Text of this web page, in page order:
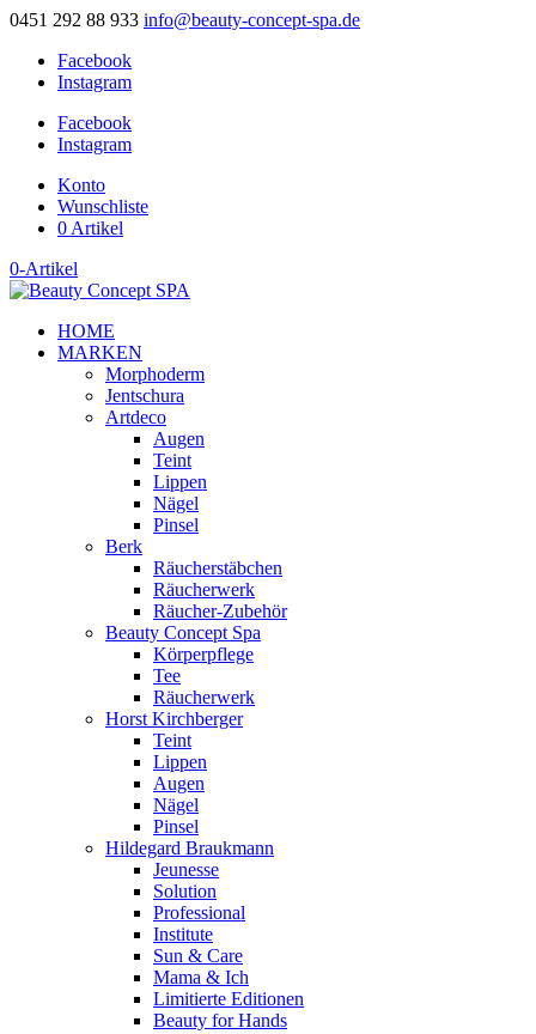
0451 292 88 933 info@beauty-concept-spa.de
Facebook
Instagram
Facebook
Instagram
Konto
Wunschliste
0 Artikel
0-Artikel
HOME
MARKEN
Morphoderm
Jentschura
Artdeco
Augen
Teint
Lippen
Nägel
Pinsel
Berk
Räucherstäbchen
Räucherwerk
Räucher-Zubehör
Beauty Concept Spa
Körperpflege
Tee
Räucherwerk
Horst Kirchberger
Teint
Lippen
Augen
Nägel
Pinsel
Hildegard Braukmann
Jeunesse
Solution
Professional
Institute
Sun & Care
Mama & Ich
Limitierte Editionen
Beauty for Hands